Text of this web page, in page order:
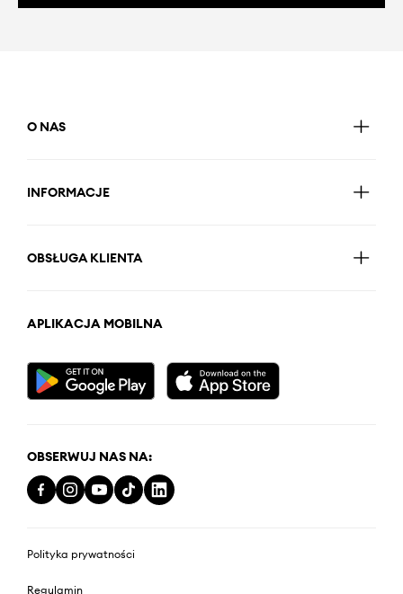
O NAS
INFORMACJE
OBSŁUGA KLIENTA
APLIKACJA MOBILNA
OBSERWUJ NAS NA:
Polityka prywatności
Regulamin